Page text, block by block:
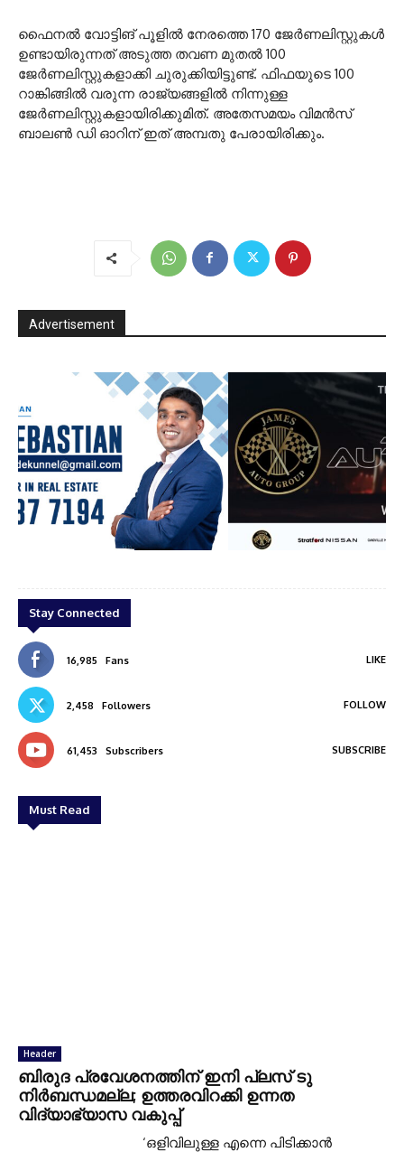
ഫൈനൽ വോട്ടിങ് പൂളിൽ നേരത്തെ 170 ജേർണലിസ്റ്റുകൾ
ഉണ്ടായിരുന്നത് അടുത്ത തവണ മുതൽ 100
ജേർണലിസ്റ്റുകളാക്കി ചുരുക്കിയിട്ടുണ്ട്. ഫിഫയുടെ 100
റാങ്കിങ്ങിൽ വരുന്ന രാജ്യങ്ങളിൽ നിന്നുള്ള
ജേർണലിസ്റ്റുകളായിരിക്കുമിത്. അതേസമയം വിമൻസ്
ബാലൺ ഡി ഓറിന് ഇത് അമ്പതു പേരായിരിക്കും.
Advertisement
Stay Connected
16,985 Fans LIKE
2,458 Followers FOLLOW
61,453 Subscribers SUBSCRIBE
Must Read
Header
ബിരുദ പ്രവേശനത്തിന് ഇനി പ്ലസ് ടു
നിര്‍ബന്ധമല്ല; ഉത്തരവിറക്കി ഉന്നത
വിദ്യാഭ്യാസ വകുപ്പ്
‘ഒളിവിലുള്ള എന്നെ പിടിക്കാന്‍